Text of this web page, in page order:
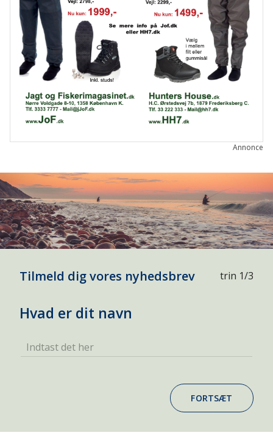
Annonce
Tilmeld dig vores nyhedsbrev trin 1/3
Hvad er dit navn
Indtast det her
FORTSÆT